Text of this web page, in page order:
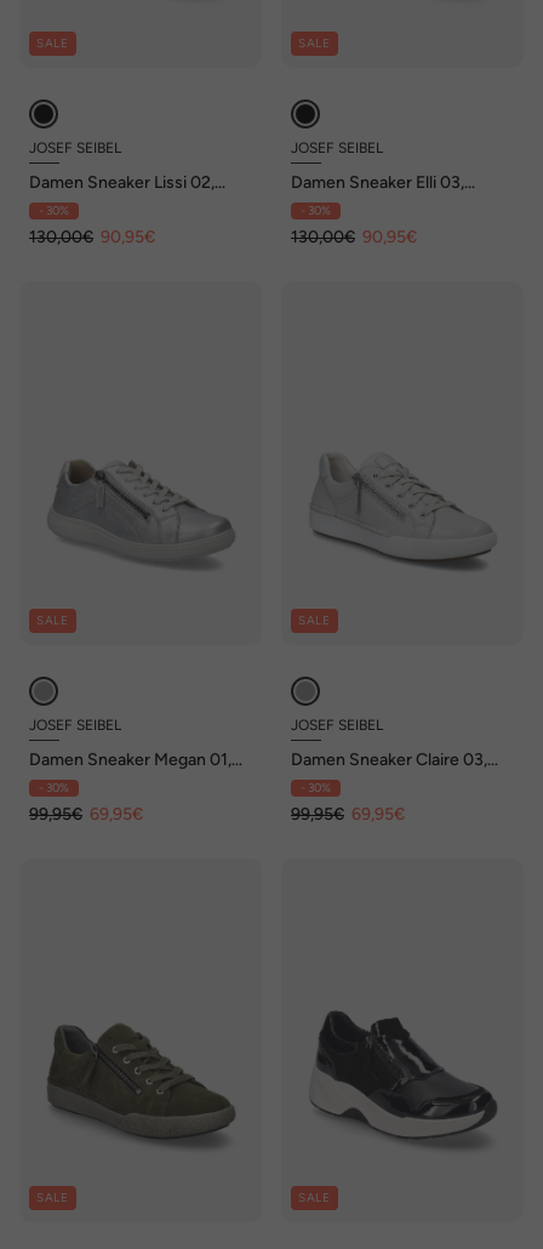
SALE
JOSEF SEIBEL
Damen Sneaker Lissi 02,
schwarz-offwhite
- 30%
130,00€ 90,95€
SALE
JOSEF SEIBEL
Damen Sneaker Elli 03,
schwarz
- 30%
130,00€ 90,95€
SALE
JOSEF SEIBEL
Damen Sneaker Megan 01,
silber-kombi
- 30%
99,95€ 69,95€
SALE
JOSEF SEIBEL
Damen Sneaker Claire 03,
mineral
- 30%
99,95€ 69,95€
SALE SALE